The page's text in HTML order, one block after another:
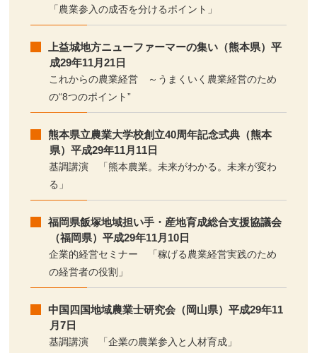
「農業参入の成否を分けるポイント」
上益城地方ニューファーマーの集い（熊本県）平
成29年11月21日
これからの農業経営 ～うまくいく農業経営のため
の“8つのポイント”
熊本県立農業大学校創立40周年記念式典（熊本
県）平成29年11月11日
基調講演 「熊本農業。未来がわかる。未来が変わ
る」
福岡県飯塚地域担い手・産地育成総合支援協議会
（福岡県）平成29年11月10日
企業的経営セミナー 「稼げる農業経営実践のため
の経営者の役割」
中国四国地域農業士研究会（岡山県）平成29年11
月7日
基調講演 「企業の農業参入と人材育成」